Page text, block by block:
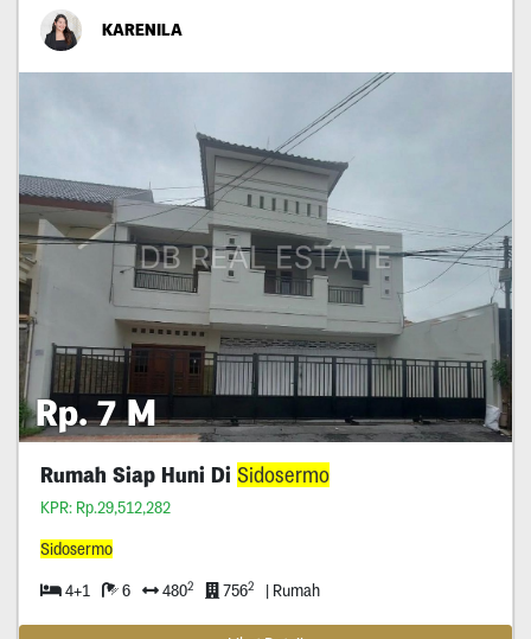
KARENILA
Rp. 7 M
Rumah Siap Huni Di Sidosermo
KPR: Rp.29,512,282
Sidosermo
4+1 6 4802 7562 | Rumah